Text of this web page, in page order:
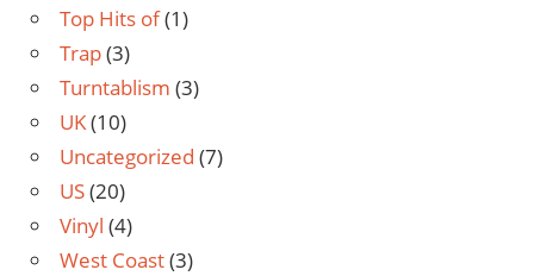
Top Hits of(1)
Trap(3)
Turntablism (3)
UK(10)
Uncategorized (7)
US(20)
Vinyl (4)
West Coast(3)